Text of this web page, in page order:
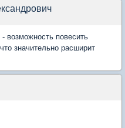
возможность повесить
значительно расширит